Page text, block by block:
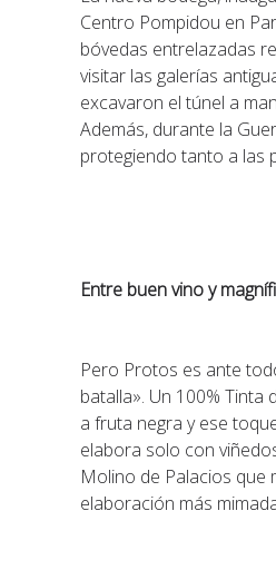
Centro Pompidou en
bóvedas entrelazadas
visitar las galerías
excavaron el túnel a
Además, durante la
protegiendo tanto a las
Entre buen vino y
Pero Protos es ante
batalla». Un 100%
a fruta negra y ese
elabora solo con
Molino de Palacios que
elaboración más